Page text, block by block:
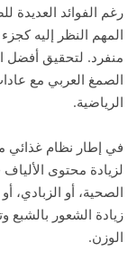
رغم الفوائد العديدة
المهم النظر إليه
منفرد. لتحقيق أفضل
الصمغ العربي مع
الرياضية.
في إطار نظام غذائي
لزيادة محتوى
الصحية، أو
زيادة الشعور
الوزن.